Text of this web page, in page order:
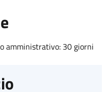
amministrativo: 30 giorni